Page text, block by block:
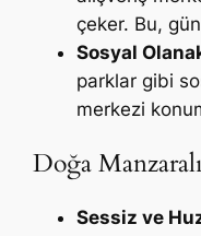
çeker. Bu,
Sosyal
parklar gibi
merkezi
Doğa
Sessiz ve